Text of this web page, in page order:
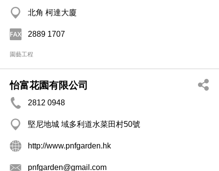
北角 柯達大廈
2889 1707
園藝工程
怡富花園有限公司
2812 0948
堅尼地城 域多利道水菜田村50號
http://www.pnfgarden.hk
pnfgarden@gmail.com